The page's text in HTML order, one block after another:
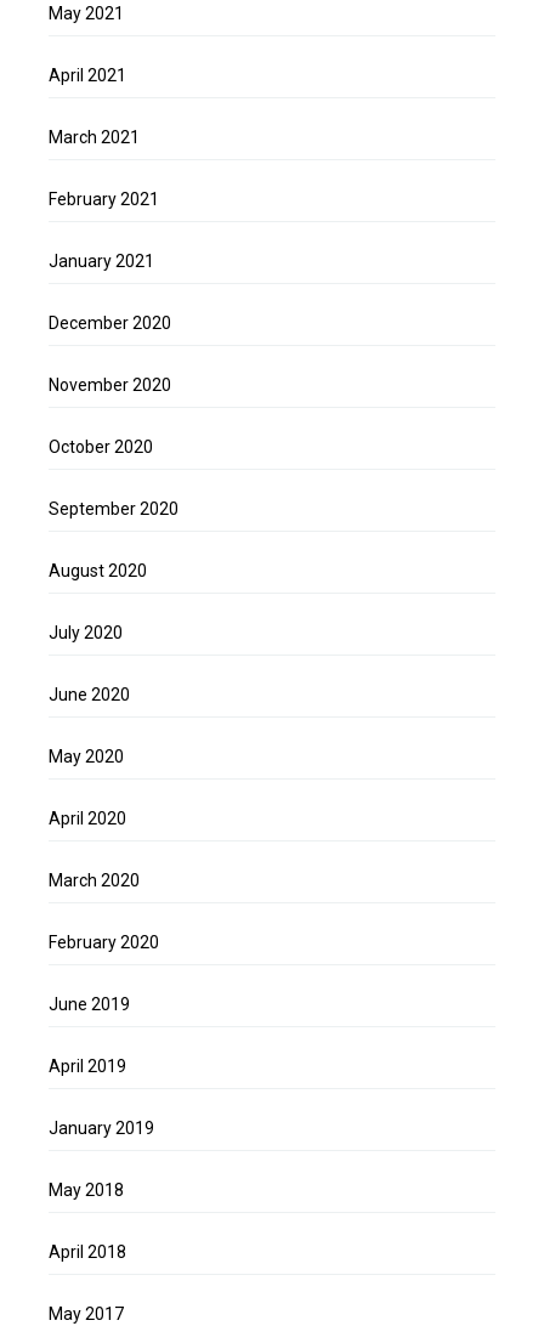
May 2021
April 2021
March 2021
February 2021
January 2021
December 2020
November 2020
October 2020
September 2020
August 2020
July 2020
June 2020
May 2020
April 2020
March 2020
February 2020
June 2019
April 2019
January 2019
May 2018
April 2018
May 2017